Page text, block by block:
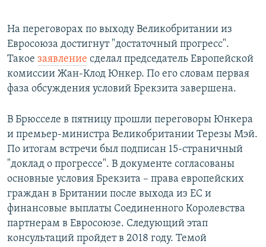
Все сайты РСЕ/РС
На переговорах по выходу Великобритании из
Евросоюза достигнут "достаточный прогресс".
Такое заявление сделал председатель Европейской
комиссии Жан-Клод Юнкер. По его словам первая
фаза обсуждения условий Брекзита завершена.
В Брюсселе в пятницу прошли переговоры Юнкера
и премьер-министра Великобритании Терезы Мэй.
По итогам встречи был подписан 15-страничный
"доклад о прогрессе". В документе согласованы
основные условия Брекзита – права европейских
граждан в Британии после выхода из ЕС и
финансовые выплаты Соединенного Королевства
партнерам в Евросоюзе. Следующий этап
консультаций пройдет в 2018 году. Темой